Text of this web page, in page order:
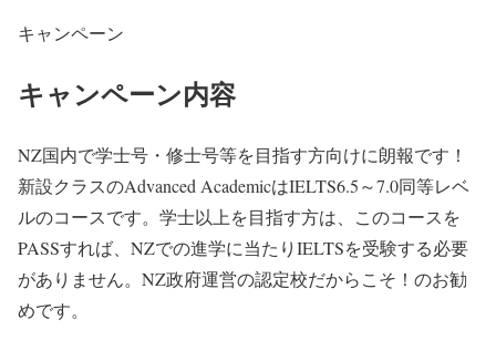
キャンペーン
キャンペーン内容
NZ国内で学士号・修士号等を目指す方向けに朗報です！
新設クラスのAdvanced AcademicはIELTS6.5～7.0同等レベ
ルのコースです。学士以上を目指す方は、このコースを
PASSすれば、NZでの進学に当たりIELTSを受験する必要
がありません。NZ政府運営の認定校だからこそ！のお勧
めです。